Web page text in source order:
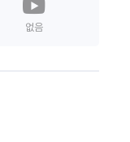
없음